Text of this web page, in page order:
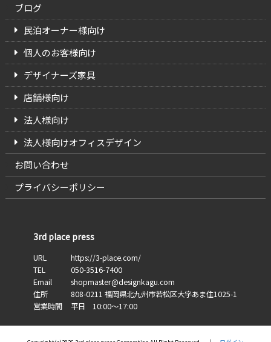
ブログ
民泊オーナー様向け
個人のお客様向け
デザイナーズ家具
店舗様向け
法人様向け
法人様向けオフィスデザイン
お問い合わせ
プライバシーポリシー
3rd place press
URL
https://3-place.com/
TEL
050-3516-7400
Email
shopmaster@designkagu.com
住所
808-0211 福岡県北九州市若松区大字あま住1025-1
営業時間
平日 10:00～17:00